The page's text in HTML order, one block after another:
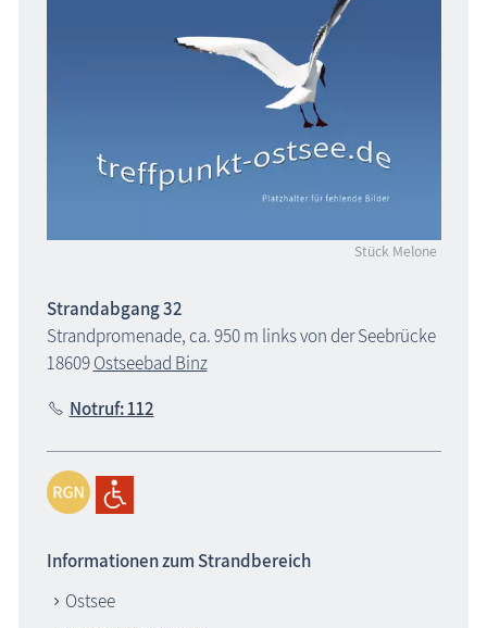
Stück Melone
Strandabgang 32
Strandpromenade, ca. 950 m links von der Seebrücke
18609Ostseebad Binz
Notruf: 112
Informationen zum Strandbereich
Ostsee